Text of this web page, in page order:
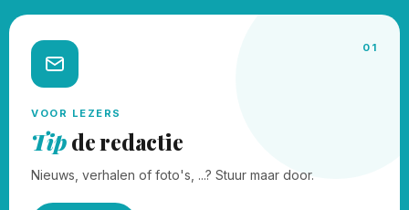
01
VOOR LEZERS
Tipde redactie
Nieuws, verhalen of foto's, ...? Stuur maar door.